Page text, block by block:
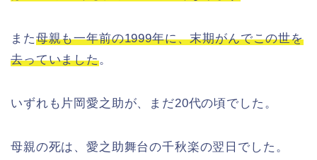
また母親も一年前の1999年に、末期がんでこの世を
去っていました。
いずれも片岡愛之助が、まだ20代の頃でした。
母親の死は、愛之助舞台の千秋楽の翌日でした。